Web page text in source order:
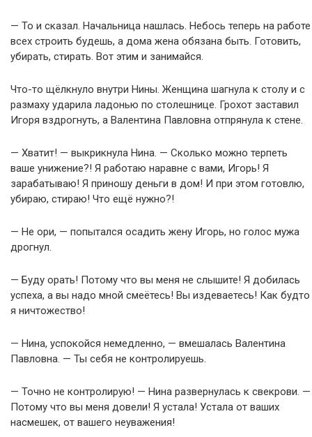
— То и сказал. Начальница нашлась. Небось теперь на работе
всех строить будешь, а дома жена обязана быть. Готовить,
убирать, стирать. Вот этим и занимайся.
Что-то щёлкнуло внутри Нины. Женщина шагнула к столу и с
размаху ударила ладонью по столешнице. Грохот заставил
Игоря вздрогнуть, а Валентина Павловна отпрянула к стене.
— Хватит! — выкрикнула Нина. — Сколько можно терпеть
ваше унижение?! Я работаю наравне с вами, Игорь! Я
зарабатываю! Я приношу деньги в дом! И при этом готовлю,
убираю, стираю! Что ещё нужно?!
— Не ори, — попытался осадить жену Игорь, но голос мужа
дрогнул.
— Буду орать! Потому что вы меня не слышите! Я добилась
успеха, а вы надо мной смеётесь! Вы издеваетесь! Как будто
я ничтожество!
— Нина, успокойся немедленно, — вмешалась Валентина
Павловна. — Ты себя не контролируешь.
— Точно не контролирую! — Нина развернулась к свекрови. —
Потому что вы меня довели! Я устала! Устала от ваших
насмешек, от вашего неуважения!